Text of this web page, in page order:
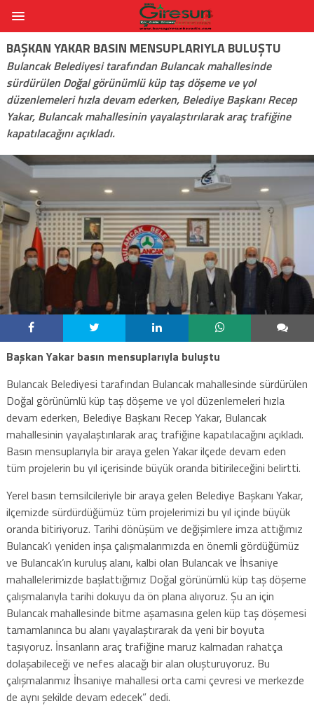
BAŞKAN YAKAR BASIN MENSUPLARIYLA BULUŞTU
Bulancak Belediyesi tarafından Bulancak mahallesinde
sürdürülen Doğal görünümlü küp taş döşeme ve yol
düzenlemeleri hızla devam ederken, Belediye Başkanı Recep
Yakar, Bulancak mahallesinin yayalaştırılarak araç trafiğine
kapatılacağını açıkladı.
Başkan Yakar basın mensuplarıyla buluştu
Bulancak Belediyesi tarafından Bulancak mahallesinde sürdürülen
Doğal görünümlü küp taş döşeme ve yol düzenlemeleri hızla
devam ederken, Belediye Başkanı Recep Yakar, Bulancak
mahallesinin yayalaştırılarak araç trafiğine kapatılacağını açıkladı.
Basın mensuplarıyla bir araya gelen Yakar ilçede devam eden
tüm projelerin bu yıl içerisinde büyük oranda bitirileceğini belirtti.
Yerel basın temsilcileriyle bir araya gelen Belediye Başkanı Yakar,
ilçemizde sürdürdüğümüz tüm projelerimizi bu yıl içinde büyük
oranda bitiriyoruz. Tarihi dönüşüm ve değişimlere imza attığımız
Bulancak’ı yeniden inşa çalışmalarımızda en önemli gördüğümüz
ve Bulancak’ın kuruluş alanı, kalbi olan Bulancak ve İhsaniye
mahallelerimizde başlattığımız Doğal görünümlü küp taş döşeme
çalışmalarıyla tarihi dokuyu da ön plana alıyoruz. Şu an için
Bulancak mahallesinde bitme aşamasına gelen küp taş döşemesi
tamamlanınca bu alanı yayalaştırarak da yeni bir boyuta
taşıyoruz. İnsanların araç trafiğine maruz kalmadan rahatça
dolaşabileceği ve nefes alacağı bir alan oluşturuyoruz. Bu
çalışmalarımız İhsaniye mahallesi orta cami çevresi ve merkezde
de aynı şekilde devam edecek” dedi.